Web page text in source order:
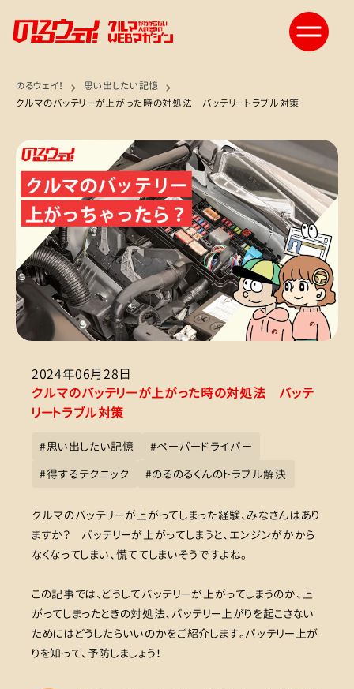
のるウェイ！
思い出したい記憶
クルマのバッテリーが上がった時の対処法 バッテリートラブル対策
2024年06月28日
クルマのバッテリーが上がった時の対処法 バッテ
リートラブル対策
#思い出したい記憶 #ペーパードライバー
#得するテクニック #のるのるくんのトラブル解決
クルマのバッテリーが上がってしまった経験、みなさんはあり
ますか？ バッテリーが上がってしまうと、エンジンがかから
なくなってしまい、慌ててしまいそうですよね。
この記事では、どうしてバッテリーが上がってしまうのか、上
がってしまったときの対処法、バッテリー上がりを起こさない
ためにはどうしたらいいのかをご紹介します。バッテリー上が
りを知って、予防しましょう！